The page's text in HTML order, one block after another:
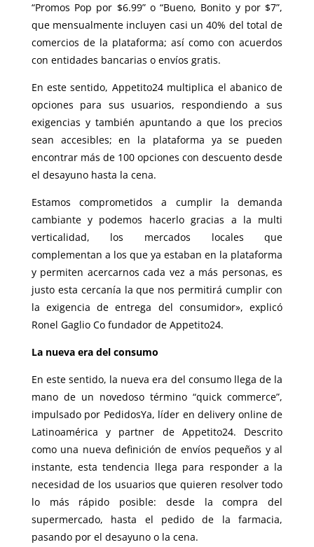
“Promos Pop por $6.99” o “Bueno, Bonito y por $7”,
que mensualmente incluyen casi un 40% del total de
comercios de la plataforma; así como con acuerdos
con entidades bancarias o envíos gratis.
En este sentido, Appetito24 multiplica el abanico de
opciones para sus usuarios, respondiendo a sus
exigencias y también apuntando a que los precios
sean accesibles; en la plataforma ya se pueden
encontrar más de 100 opciones con descuento desde
el desayuno hasta la cena.
Estamos comprometidos a cumplir la demanda
cambiante y podemos hacerlo gracias a la multi
verticalidad, los mercados locales que
complementan a los que ya estaban en la plataforma
y permiten acercarnos cada vez a más personas, es
justo esta cercanía la que nos permitirá cumplir con
la exigencia de entrega del consumidor», explicó
Ronel Gaglio Co fundador de Appetito24.
La nueva era del consumo
En este sentido, la nueva era del consumo llega de la
mano de un novedoso término “quick commerce”,
impulsado por PedidosYa, líder en delivery online de
Latinoamérica y partner de Appetito24. Descrito
como una nueva definición de envíos pequeños y al
instante, esta tendencia llega para responder a la
necesidad de los usuarios que quieren resolver todo
lo más rápido posible: desde la compra del
supermercado, hasta el pedido de la farmacia,
pasando por el desayuno o la cena.